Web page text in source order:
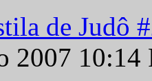
de Judô
2007